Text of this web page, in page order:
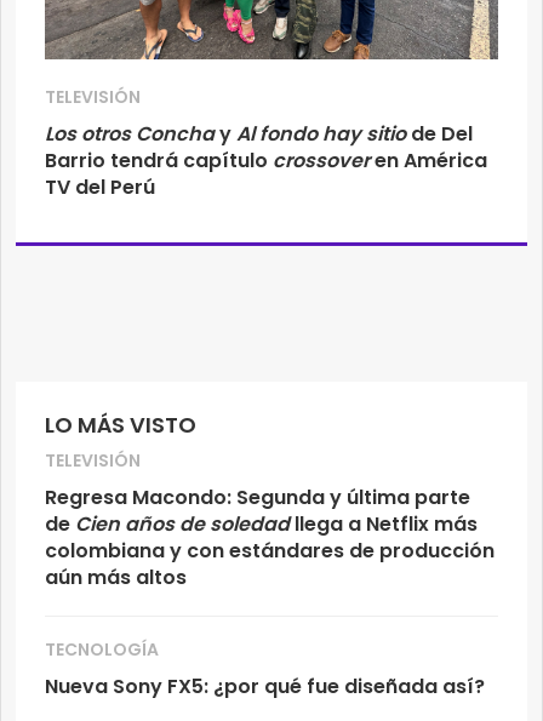
LO MÁS VISTO
TELEVISIÓN
Regresa Macondo: Segunda y última parte
de Cien años de soledadllega a Netflix más
colombiana y con estándares de producción
aún más altos
TECNOLOGÍA
Nueva Sony FX5: ¿por qué fue diseñada así?
TELEVISIÓN
Los otros ConchayAl fondo hay sitiode Del
Barrio tendrá capítulo crossoveren América
TV del Perú